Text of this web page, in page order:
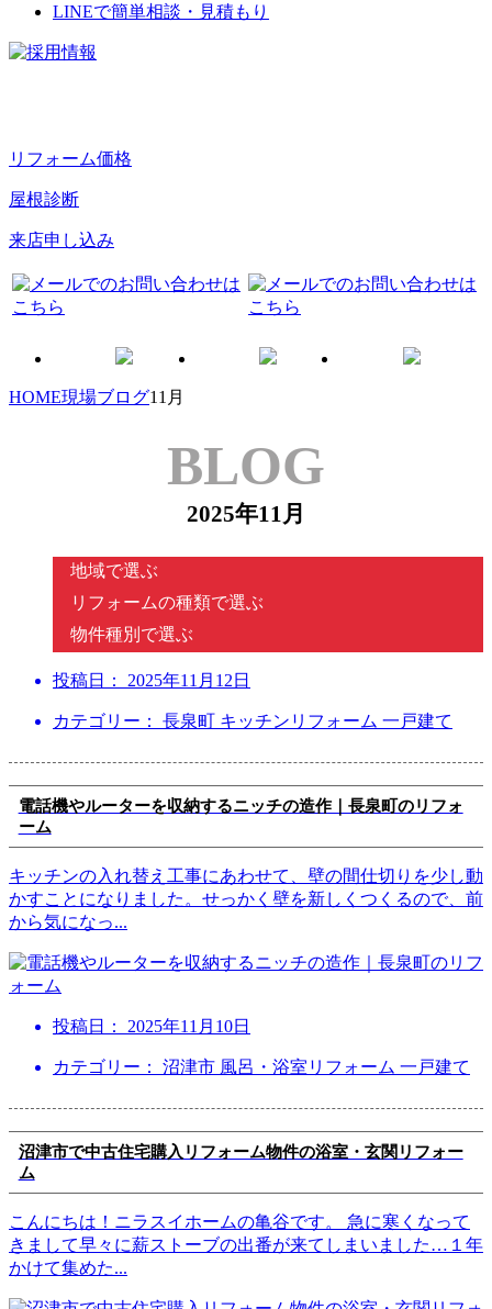
LINEで簡単相談・見積もり
リフォーム価格
屋根診断
来店申し込み
HOME現場ブログ11月
BLOG
2025年11月
地域で選ぶ
リフォームの種類で選ぶ
物件種別で選ぶ
投稿日： 2025年11月12日
カテゴリー： 長泉町 キッチンリフォーム 一戸建て
電話機やルーターを収納するニッチの造作｜長泉町のリフォ
ーム
キッチンの入れ替え工事にあわせて、壁の間仕切りを少し動
かすことになりました。せっかく壁を新しくつくるので、前
から気になっ...
投稿日： 2025年11月10日
カテゴリー： 沼津市 風呂・浴室リフォーム 一戸建て
沼津市で中古住宅購入リフォーム物件の浴室・玄関リフォー
ム
こんにちは！ニラスイホームの亀谷です。 急に寒くなって
きまして早々に薪ストーブの出番が来てしまいました…１年
かけて集めた...